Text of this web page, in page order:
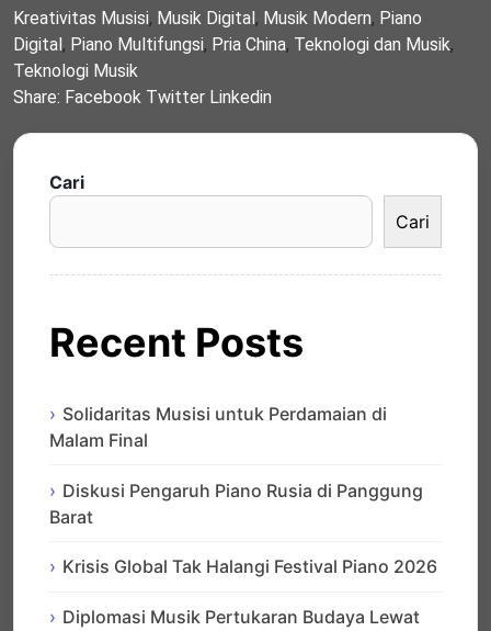
Kreativitas Musisi, Musik Digital, Musik Modern, Piano
Digital, Piano Multifungsi, Pria China, Teknologi dan Musik,
Teknologi Musik
Share: Facebook Twitter Linkedin
Cari
Cari
Recent Posts
Solidaritas Musisi untuk Perdamaian di
Malam Final
Diskusi Pengaruh Piano Rusia di Panggung
Barat
Krisis Global Tak Halangi Festival Piano 2026
Diplomasi Musik Pertukaran Budaya Lewat